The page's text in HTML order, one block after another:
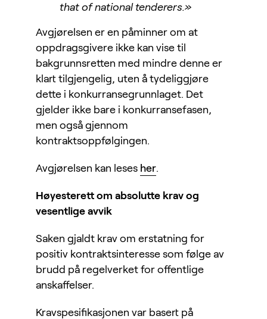
that of national tenderers.»
Avgjørelsen er en påminner om at
oppdragsgivere ikke kan vise til
bakgrunnsretten med mindre denne er
klart tilgjengelig, uten å tydeliggjøre
dette i konkurransegrunnlaget. Det
gjelder ikke bare i konkurransefasen,
men også gjennom
kontraktsoppfølgingen.
Avgjørelsen kan leses her.
Høyesterett om absolutte krav og
vesentlige avvik
Saken gjaldt krav om erstatning for
positiv kontraktsinteresse som følge av
brudd på regelverket for offentlige
anskaffelser.
Kravspesifikasjonen var basert på